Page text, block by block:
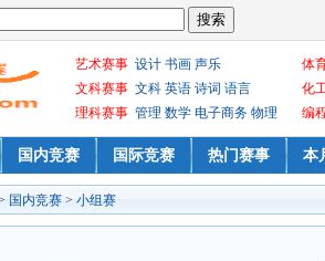
艺术赛事 设计 书画 声乐
文科赛事 文科 英语 诗词 语言
理科赛事 管理 数学 电子商务 物理
体
化
编
国内竞赛 国际竞赛 热门赛事 本
国内竞赛 > 小组赛